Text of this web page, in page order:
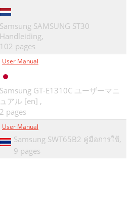
Samsung SAMSUNG ST30
Handleiding,
102 pages
User Manual
Samsung GT-E1310C ユーザーマニ
ュアル [en] ,
2 pages
User Manual
Samsung SWT65B2 คู่มือการใช้,
9 pages